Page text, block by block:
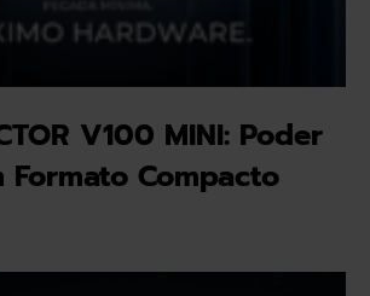
V100 MINI: Poder
Formato Compacto